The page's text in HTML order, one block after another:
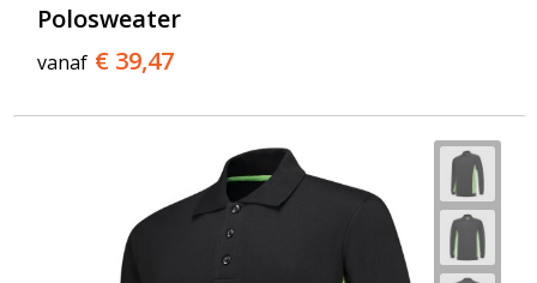
Polosweater
vanaf € 39,47